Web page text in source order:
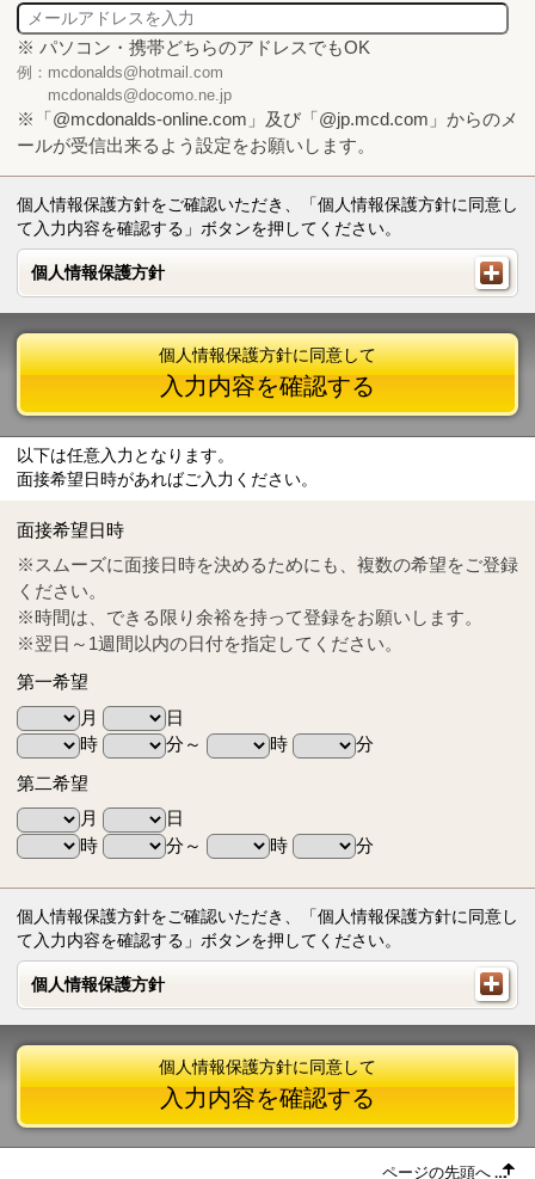
※ パソコン・携帯どちらのアドレスでもOK
例：mcdonalds@hotmail.com
mcdonalds@docomo.ne.jp
※「@mcdonalds-online.com」及び「@jp.mcd.com」からのメ
ールが受信出来るよう設定をお願いします。
個人情報保護方針をご確認いただき、「個人情報保護方針に同意し
て入力内容を確認する」ボタンを押してください。
個人情報保護方針
個人情報保護方針
Tel
0570-55-0314
個人情報保護方針に同意して
入力内容を確認する
以下は任意入力となります。
面接希望日時があればご入力ください。
面接希望日時
※スムーズに面接日時を決めるためにも、複数の希望をご登録
ください。
※時間は、できる限り余裕を持って登録をお願いします。
※翌日～1週間以内の日付を指定してください。
第一希望
月
日
時
分～ 時
分
第二希望
月
日
時
分～ 時 分
個人情報保護方針をご確認いただき、「個人情報保護方針に同意し
て入力内容を確認する」ボタンを押してください。
個人情報保護方針
個人情報保護方針
個人情報保護方針に同意して
入力内容を確認する
ページの先頭へ